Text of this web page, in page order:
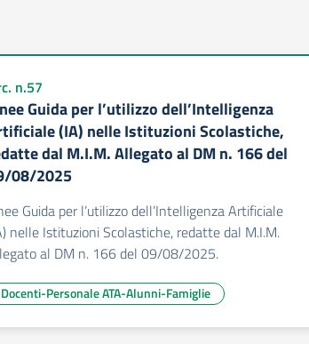
n.57
Guida per l’utilizzo dell’Intelligenza
(IA) nelle Istituzioni Scolastiche,
dal M.I.M. Allegato al DM n. 166 del
08/2025
Guida per l’utilizzo dell’Intelligenza Artificiale
nelle Istituzioni Scolastiche, redatte dal M.I.M.
al DM n. 166 del 09/08/2025.
Docenti-Personale ATA-Alunni-Famiglie